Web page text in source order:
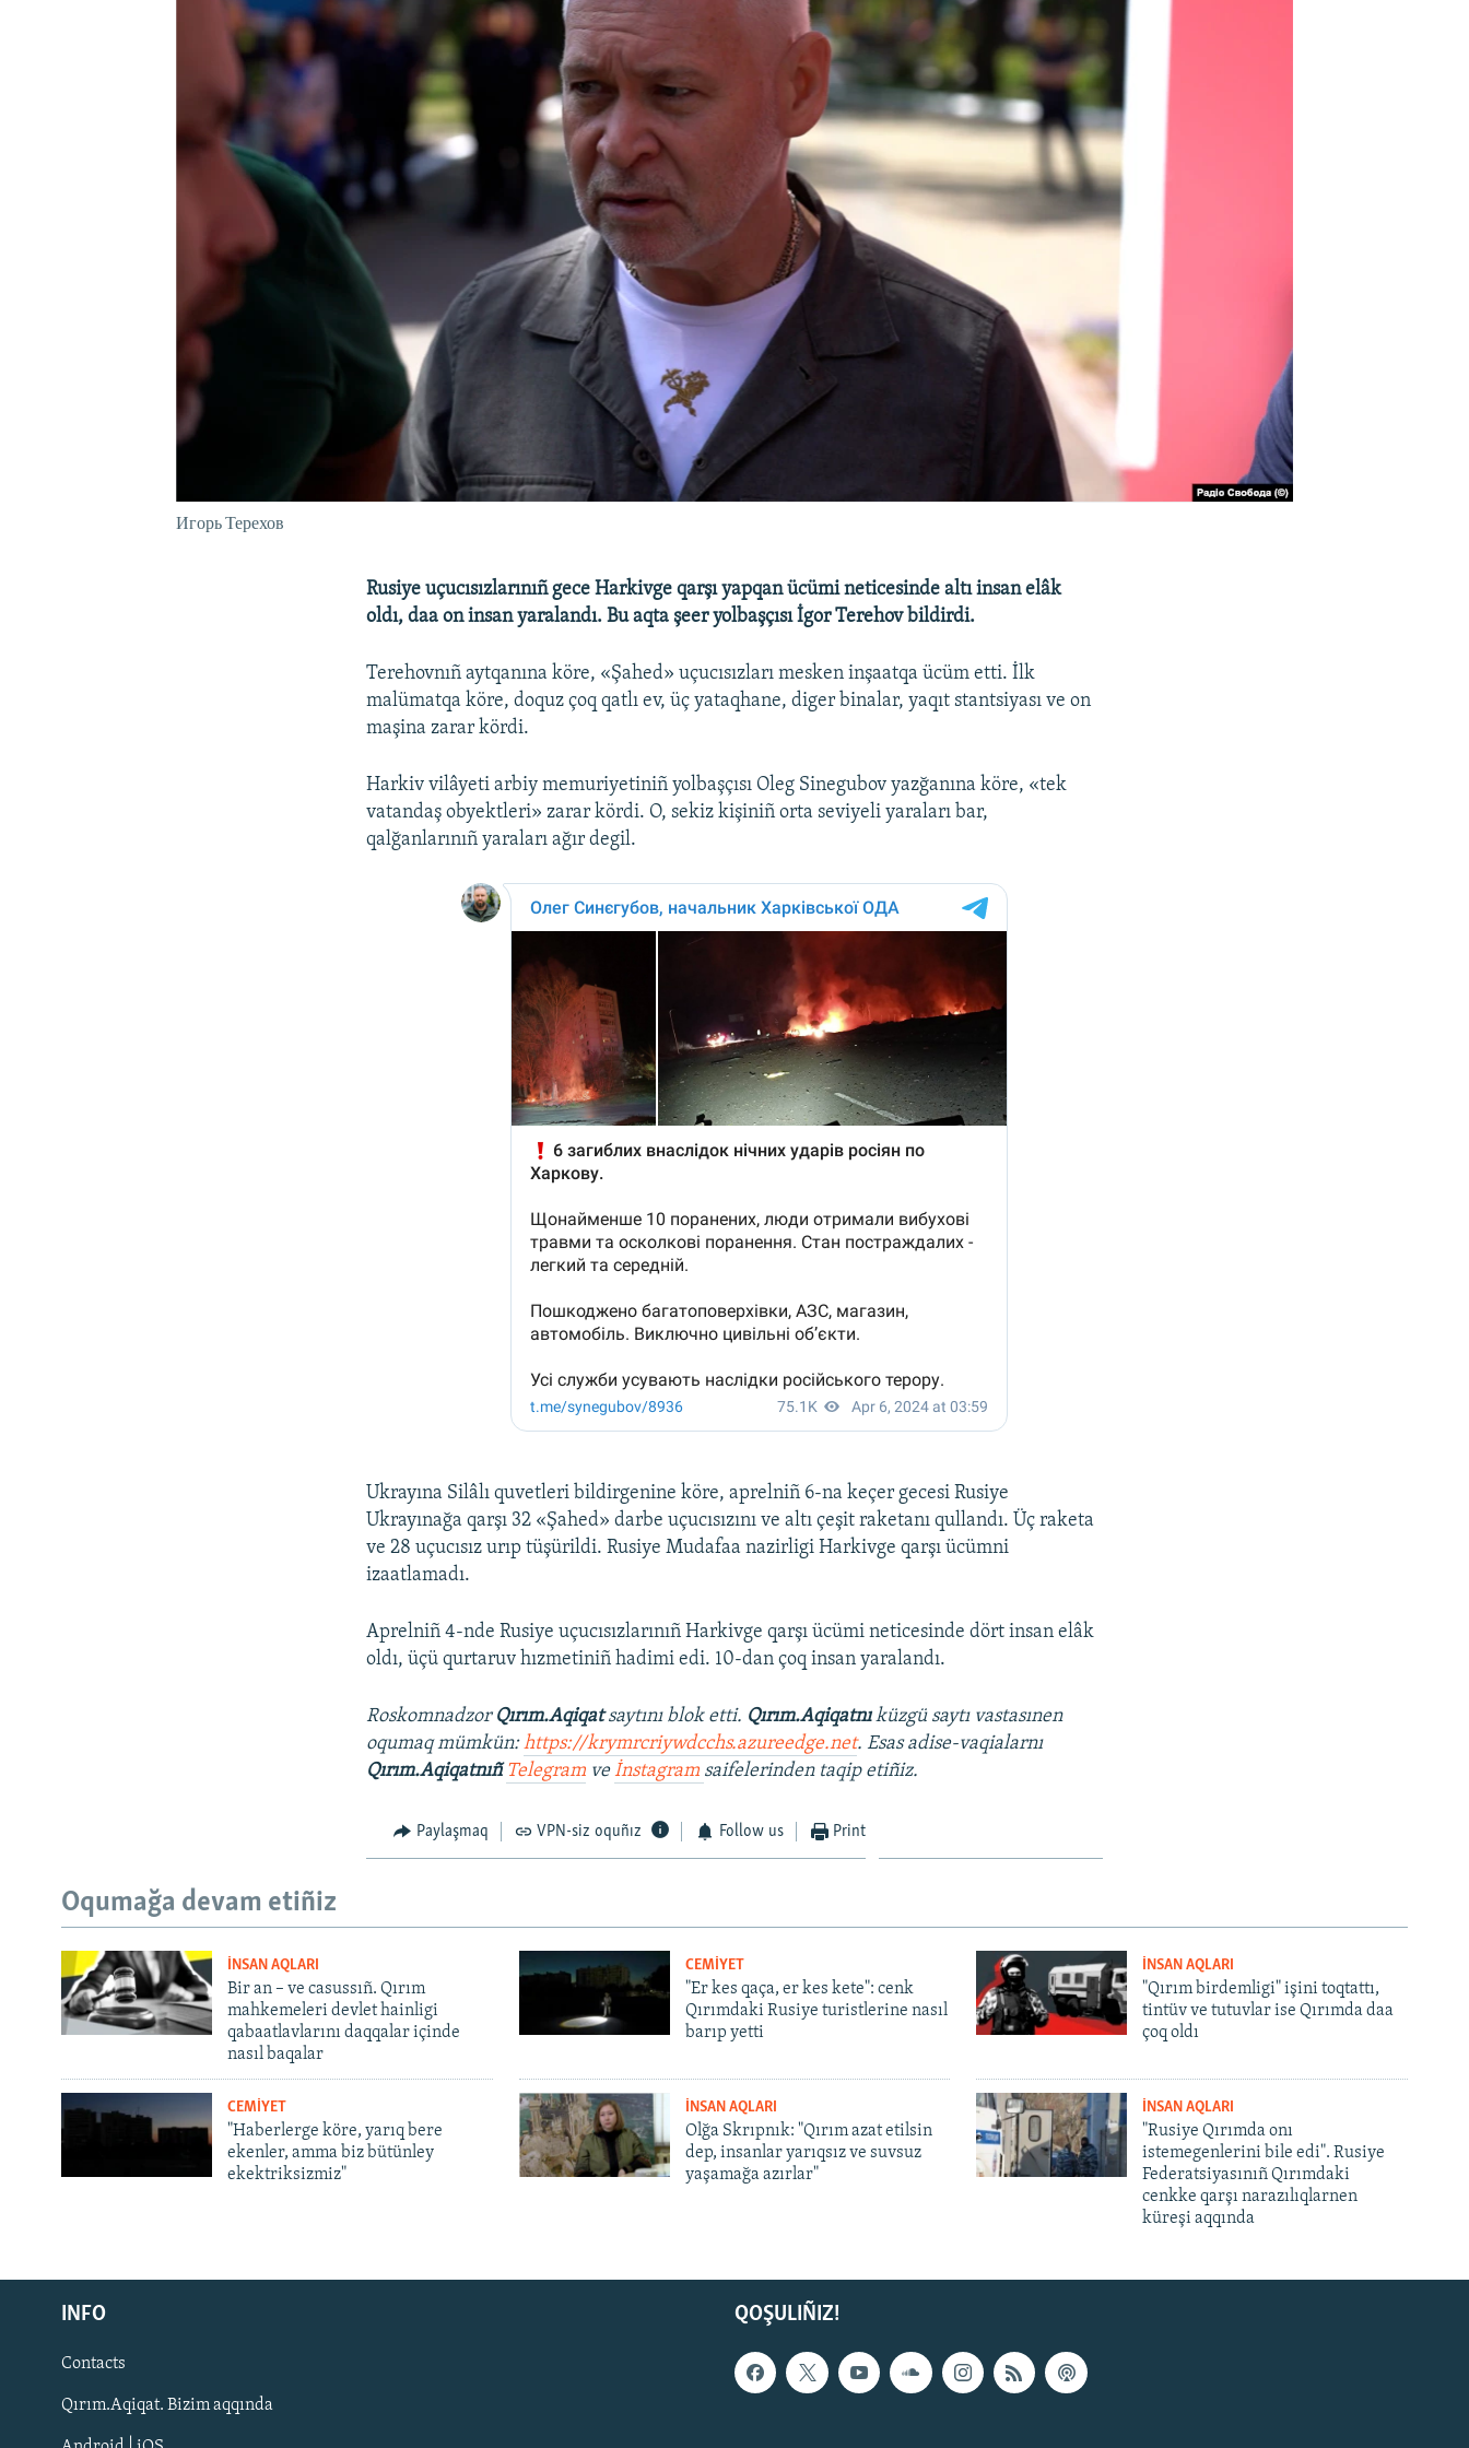
Русский
Українською
QOŞULIÑIZ!
Игорь Терехов
Rusiye uçucısızlarınıñ gece Harkivge qarşı yapqan ücümi neticesinde altı insan elâk
oldı, daa on insan yaralandı. Bu aqta şeer yolbaşçısı İgor Terehov bildirdi.
Terehovnıñ aytqanına köre, «Şahed» uçucısızları mesken inşaatqa ücüm etti. İlk
malümatqa köre, doquz çoq qatlı ev, üç yataqhane, diger binalar, yaqıt stantsiyası ve on
maşina zarar kördi.
Harkiv vilâyeti arbiy memuriyetiniñ yolbaşçısı Oleg Sinegubov yazğanına köre, «tek
vatandaş obyektleri» zarar kördi. O, sekiz kişiniñ orta seviyeli yaraları bar,
qalğanlarınıñ yaraları ağır degil.
Ukrayına Silâlı quvetleri bildirgenine köre, aprelniñ 6-na keçer gecesi Rusiye
Ukrayınağa qarşı 32 «Şahed» darbe uçucısızını ve altı çeşit raketanı qullandı. Üç raketa
ve 28 uçucısız urıp tüşürildi. Rusiye Mudafaa nazirligi Harkivge qarşı ücümni
izaatlamadı.
Aprelniñ 4-nde Rusiye uçucısızlarınıñ Harkivge qarşı ücümi neticesinde dört insan elâk
oldı, üçü qurtaruv hızmetiniñ hadimi edi. 10-dan çoq insan yaralandı.
Roskomnadzor Qırım.Aqiqatsaytını blok etti. Qırım.Aqiqatnıküzgü saytı vastasınen
oqumaq mümkün:https://krymrcriywdcchs.azureedge.net. Esas adise-vaqialarnı
Qırım.AqiqatnıñTelegram veİnstagram saifelerinden taqip etiñiz.
Paylaşmaq VPN-siz oquñız Follow us Print
Oqumağa devam etiñiz
İNSAN AQLARI
Bir an – ve casussıñ. Qırım
mahkemeleri devlet hainligi
qabaatlavlarını daqqalar içinde
nasıl baqalar
CEMİYET
"Er kes qaça, er kes kete": cenk
Qırımdaki Rusiye turistlerine nasıl
barıp yetti
İNSAN AQLARI
"Qırım birdemligi" işini toqtattı,
tintüv ve tutuvlar ise Qırımda daa
çoq oldı
CEMİYET
"Haberlerge köre, yarıq bere
ekenler, amma biz bütünley
ekektriksizmiz"
İNSAN AQLARI
Olğa Skrıpnık: "Qırım azat etilsin
dep, insanlar yarıqsız ve suvsuz
yaşamağa azırlar"
İNSAN AQLARI
"Rusiye Qırımda onı
istemegenlerini bile edi". Rusiye
Federatsiyasınıñ Qırımdaki
cenkke qarşı narazılıqlarnen
küreşi aqqında
QOŞULIÑIZ!
INFO
Contacts
Qırım.Aqiqat. Bizim aqqında